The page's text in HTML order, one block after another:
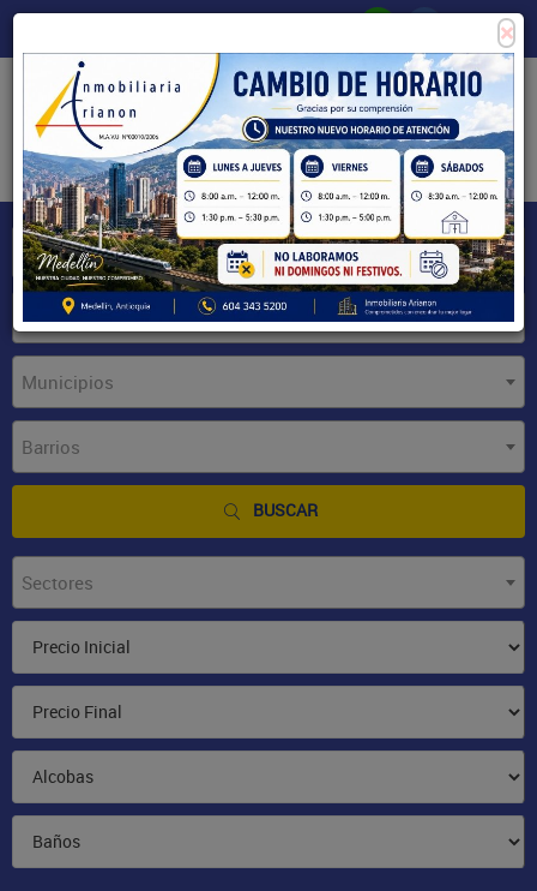
Tipo de inmueble
Municipios
Barrios
BUSCAR
Sectores
×